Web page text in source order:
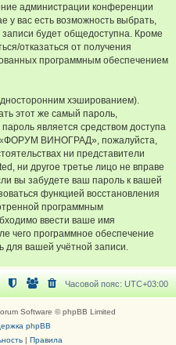
администрации конференции
вас есть возможность выбрать,
будет общедоступна. Кроме
отказаться от получения
программным обеспечением
хэшированием).
этот же самый пароль,
является средством доступа
«ФОРУМ ВИНОГРАД», пожалуйста,
ни представители
ни другое третье лицо не вправе
вы забудете ваш пароль к вашей
функцией восстановления
программным
ввести ваше имя
чего программное обеспечение
для вашей учётной записи.
Часовой пояс: UTC+03:00
Software © phpBB Limited
phpBB
| Правила